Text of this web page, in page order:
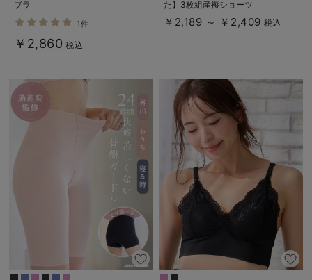
ブラ
1件
￥2,860 税込
た】3枚組産褥ショーツ
￥2,189 ～ ￥2,409 税込